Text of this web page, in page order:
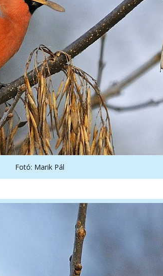
Fotó: Marik Pál